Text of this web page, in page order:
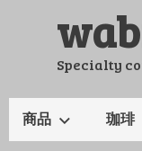
Specialty
商品 珈琲